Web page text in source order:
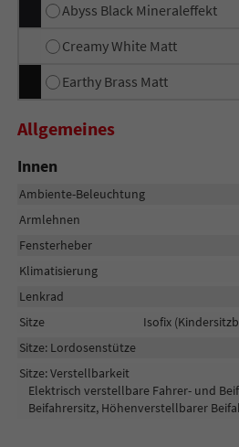
Abyss Black Mineraleffekt
Creamy White Matt
Earthy Brass Matt
Allgemeines
Innen
Ambiente-Beleuchtung
Armlehnen
Fensterheber
Klimatisierung
Lenkrad
Sitze
Isofix
Sitze: Lordosenstütze
Sitze: Verstellbarkeit
Elektrisch verstellbare Fahrer- und
Beifahrersitz, Höhenverstellbarer